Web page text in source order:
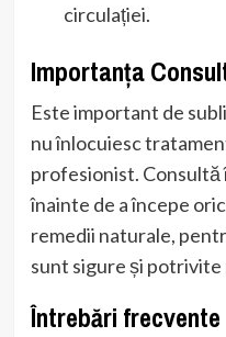
circulației.
Importanța
Este important de
nu înlocuiesc
profesionist.
înainte de a începe
remedii naturale,
sunt sigure și
Întrebări frecvente